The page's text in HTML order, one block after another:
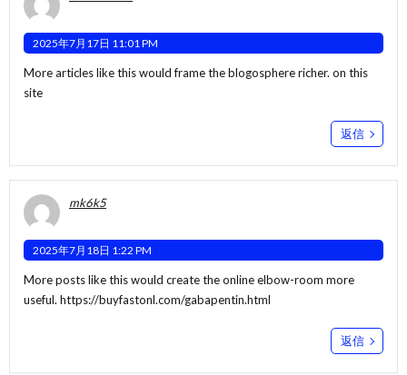
2025年7月17日 11:01 PM
More articles like this would frame the blogosphere richer. on this
site
返信
mk6k5
2025年7月18日 1:22 PM
More posts like this would create the online elbow-room more
useful. https://buyfastonl.com/gabapentin.html
返信